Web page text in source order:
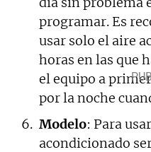
programar. Es
usar solo el aire
horas en las que
el equipo a
por la noche
Modelo: Para
acondicionado